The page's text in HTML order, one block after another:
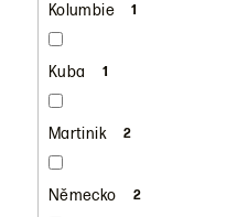
Kolumbie 1
Kuba 1
Martinik 2
Německo 2